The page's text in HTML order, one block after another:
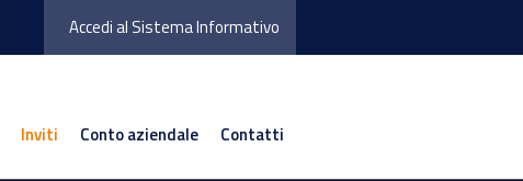
Accedi al Sistema Informativo
Inviti Conto aziendale Contatti